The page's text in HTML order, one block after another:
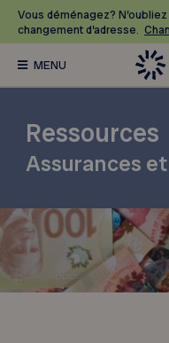
Vous déménagez?
changement d’adresse.
Ressources
Assurances